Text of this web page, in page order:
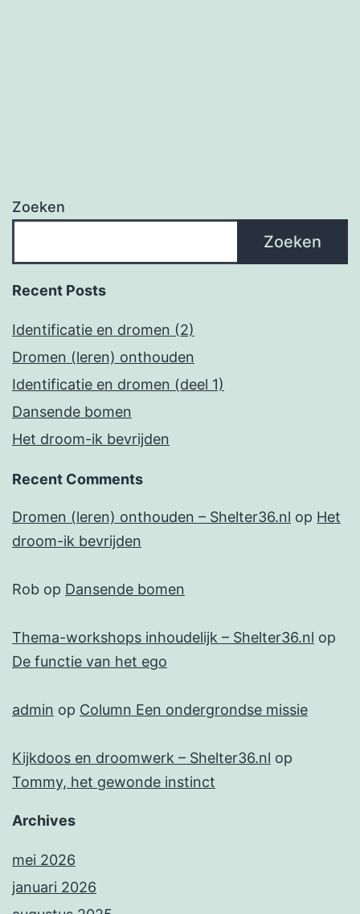
Zoeken
Zoeken
Recent Posts
Identificatie en dromen (2)
Dromen (leren) onthouden
Identificatie en dromen (deel 1)
Dansende bomen
Het droom-ik bevrijden
Recent Comments
Dromen (leren) onthouden – Shelter36.nl op Het
droom-ik bevrijden
Rob op Dansende bomen
Thema-workshops inhoudelijk – Shelter36.nl op
De functie van het ego
admin op Column Een ondergrondse missie
Kijkdoos en droomwerk – Shelter36.nl op
Tommy, het gewonde instinct
Archives
mei 2026
januari 2026